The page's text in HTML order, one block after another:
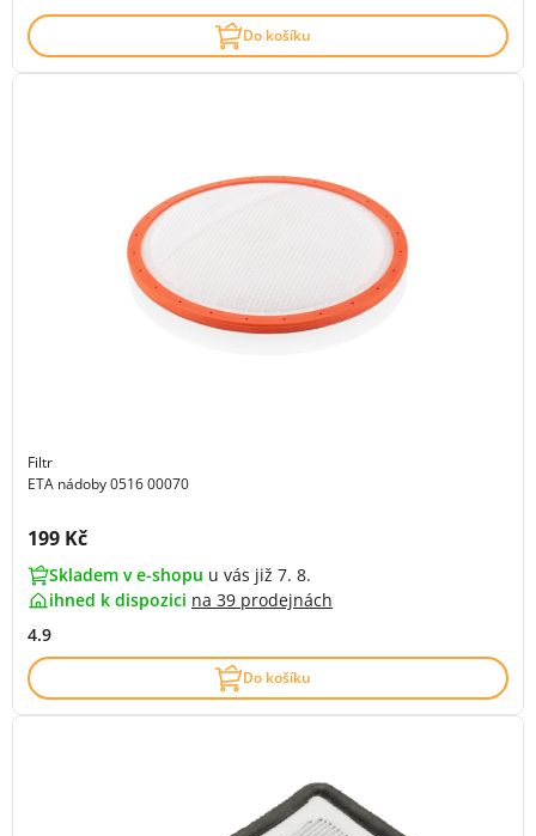
Do košíku
Filtr
ETA nádoby 0516 00070
Cena s DPH:
199 Kč
Skladem v e-shopu u vás již 7. 8.
ihned k dispozici na 39 prodejnách
4.9
Do košíku